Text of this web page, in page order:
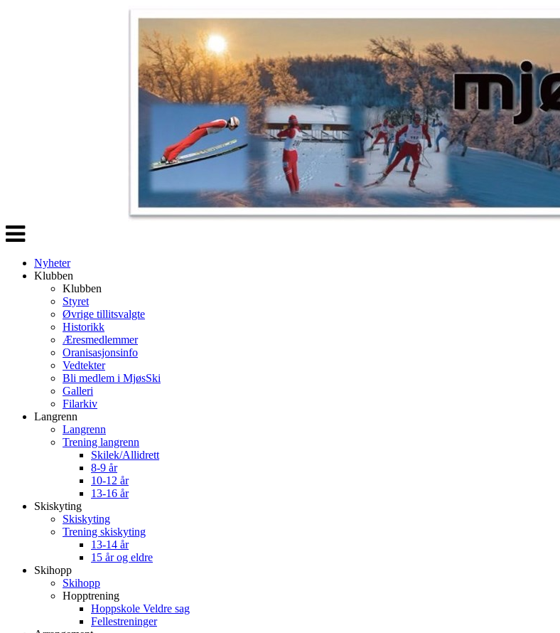
Veksle
navigasjon
Nyheter
Klubben
Klubben
Styret
Øvrige tillitsvalgte
Historikk
Æresmedlemmer
Oranisasjonsinfo
Vedtekter
Bli medlem i MjøsSki
Galleri
Filarkiv
Langrenn
Langrenn
Trening langrenn
Skilek/Allidrett
8-9 år
10-12 år
13-16 år
Skiskyting
Skiskyting
Trening skiskyting
13-14 år
15 år og eldre
Skihopp
Skihopp
Hopptrening
Hoppskole Veldre sag
Fellestreninger